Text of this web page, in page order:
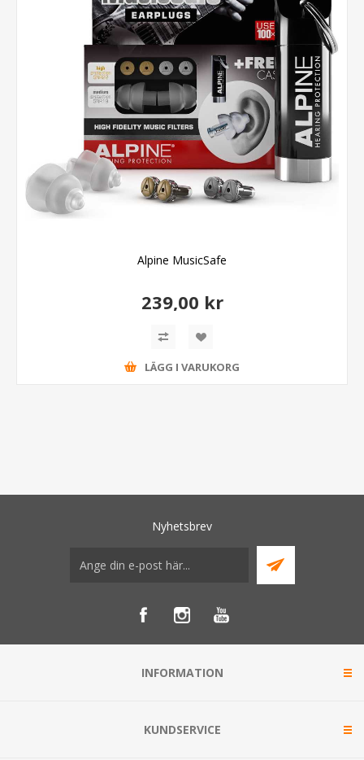
Alpine MusicSafe
239,00 kr
LÄGG I VARUKORG
Nyhetsbrev
INFORMATION
KUNDSERVICE